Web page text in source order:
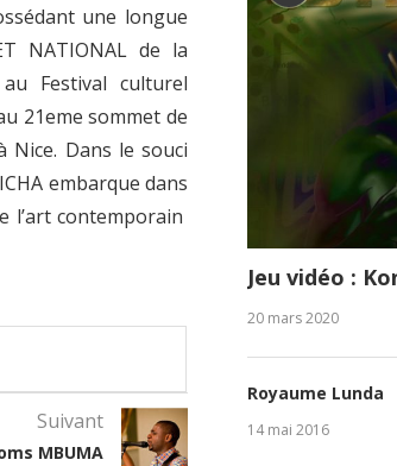
une longue
NATIONAL de la
Festival culturel
21eme sommet de
Nice. Dans le souci
embarque dans
l’art contemporain
Suivant
MBUMA
Jeu vidéo :
20 mars 2020
Royaume Lunda
14 mai 2016